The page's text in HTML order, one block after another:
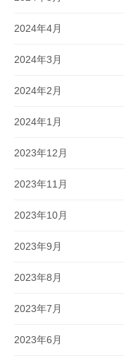
2024年4月
2024年3月
2024年2月
2024年1月
2023年12月
2023年11月
2023年10月
2023年9月
2023年8月
2023年7月
2023年6月